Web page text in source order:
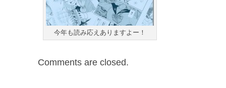
今年も読み応えありますよー！
Comments are closed.